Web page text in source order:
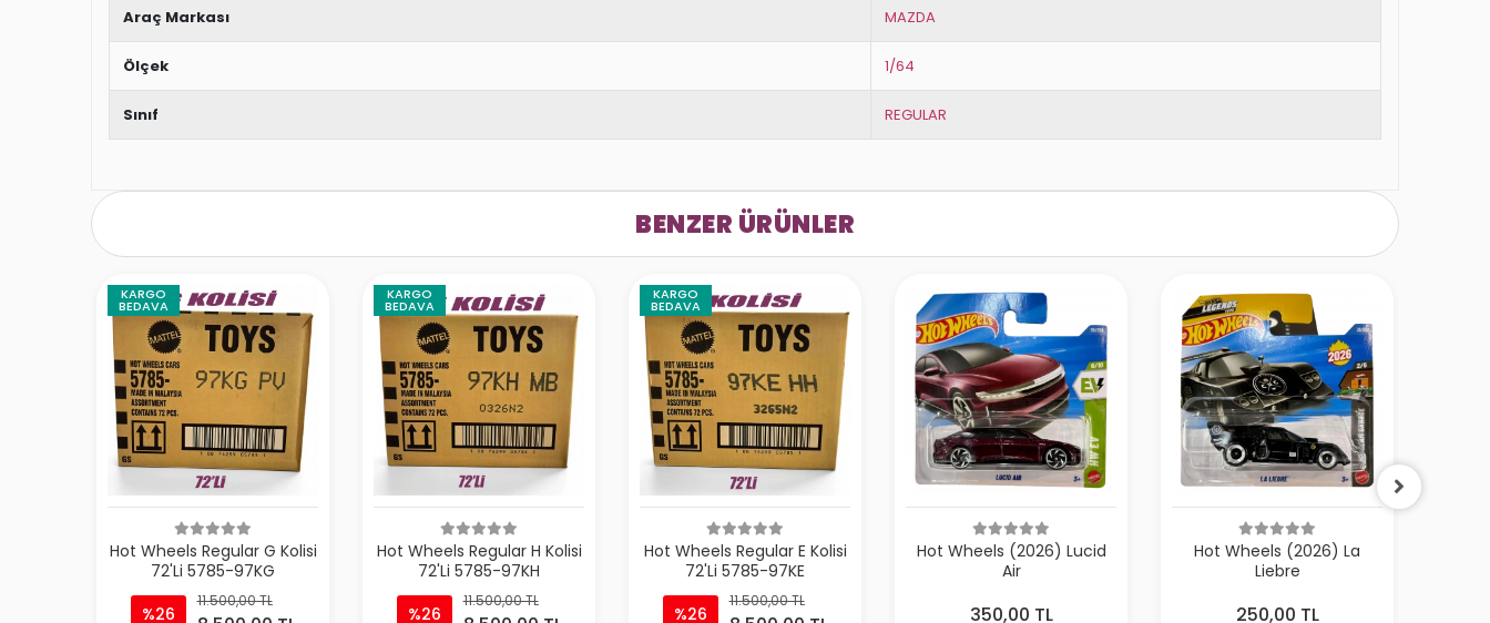
Araç Markası MAZDA
Ölçek 1/64
Sınıf REGULAR
BENZER ÜRÜNLER
KARGO
BEDAVA
Hot Wheels Regular G Kolisi
72'Li 5785-97KG
%26
11.500,00 TL
KARGO
BEDAVA
Hot Wheels Regular H Kolisi
72'Li 5785-97KH
%26
11.500,00 TL
KARGO
BEDAVA
Hot Wheels Regular E Kolisi
72'Li 5785-97KE
%26
11.500,00 TL
Hot Wheels (2026) Lucid
Air
350,00 TL
Hot Wheels (2026) La
Liebre
250,00 TL